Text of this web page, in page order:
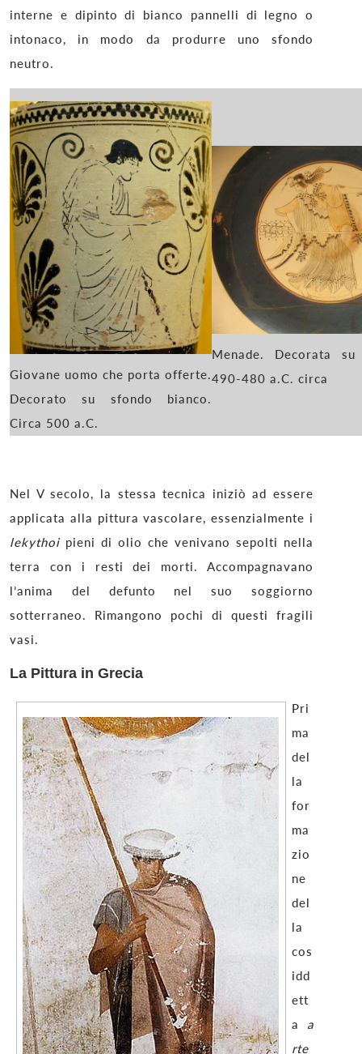
interne e dipinto di bianco pannelli di legno o
intonaco, in modo da produrre uno sfondo
neutro.
Giovane uomo che porta offerte.
Decorato su sfondo bianco.
Circa 500 a.C.
Menade. Decorata
490-480 a.C. circa
Nel V secolo, la stessa tecnica iniziò ad essere
applicata alla pittura vascolare, essenzialmente i
lekythoipieni di olio che venivano sepolti nella
terra con i resti dei morti. Accompagnavano
l’anima del defunto nel suo soggiorno
sotterraneo. Rimangono pochi di questi fragili
vasi.
La Pittura in Grecia
Pri
ma
del
la
for
ma
zio
ne
del
la
cos
idd
ett
a a
rte